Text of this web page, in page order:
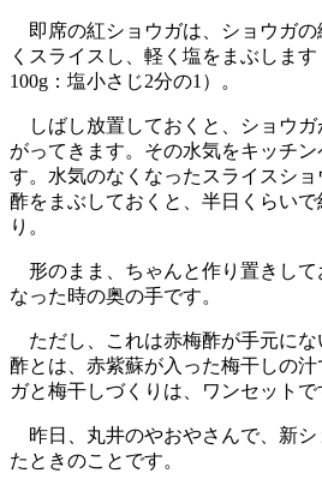
即席の紅ショウガは、ショウガの
くスライスし、軽く塩をまぶしま
100g：塩小さじ2分の1）。
しばし放置しておくと、ショウガ
がってきます。その水気をキッチ
す。水気のなくなったスライスシ
酢をまぶしておくと、半日くらい
り。
形のまま、ちゃんと作り置きして
なった時の奥の手です。
ただし、これは赤梅酢が手元にな
酢とは、赤紫蘇が入った梅干しの
ガと梅干しづくりは、ワンセットで
昨日、丸井のやおやさんで、新シ
たときのことです。